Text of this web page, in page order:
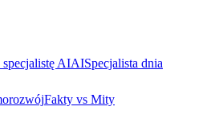
AIAISpecjalista dnia
Fakty vs Mity